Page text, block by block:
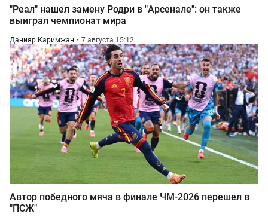
"Реал" нашел замену Родри в "Арсенале": он также
выиграл чемпионат мира
Данияр Каримжан 7 августа 15:12
Автор победного мяча в финале ЧМ-2026 перешел в
"ПСЖ"